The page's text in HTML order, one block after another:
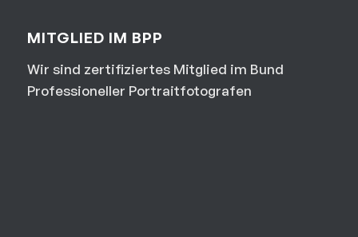
MITGLIED IM BPP
Wir sind zertifiziertes Mitglied im Bund
Professioneller Portraitfotografen